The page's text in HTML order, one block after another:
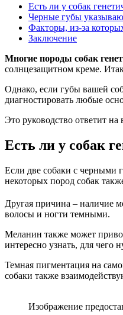
Есть ли у собак
Черные губы
Факторы, из-за
Заключение
Многие породы собак
солнцезащитном креме.
Однако, если губы вашей
диагностировать любые
Это руководство ответит
Есть ли у собак
Если две собаки с черными
некоторых пород собак
Другая причина – наличие
волосы и ногти темными.
Меланин также может
интересно узнать, для
Темная пигментация на
собаки также
Изображение